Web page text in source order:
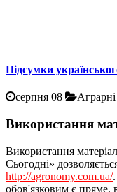
Підсумки
серпня 08
Використання
Використання
Сьогодні»
http://agronomy.com.ua/
обов'язковим є пряме,